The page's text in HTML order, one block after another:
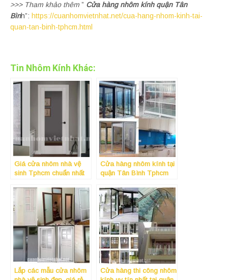
>>> Tham khảo thêm ” Cửa hàng nhôm kính quận Tân
Bình”: https://cuanhomvietnhat.net/cua-hang-nhom-kinh-tai-
quan-tan-binh-tphcm.html
Tin Nhôm Kính Khác:
Giá cửa nhôm nhà vệ
sinh Tphcm chuẩn nhất
Cửa hàng nhôm kính tại
quận Tân Bình Tphcm
Lắp các mẫu cửa nhôm
Cửa hàng thi công nhôm